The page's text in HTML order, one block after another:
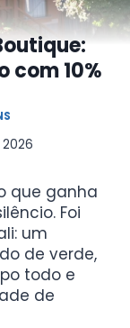
com 10%
que ganha
Foi
um
de verde,
todo e
de